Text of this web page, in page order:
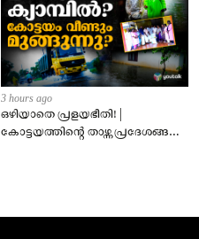
3 hours ago
ഒഴിയാതെ പ്രളയഭീതി! |
കോട്ടയത്തിന്റെ താഴ്ന്ന പ്രദേശങ്ങൾ